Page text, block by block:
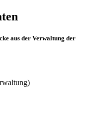
aus der Verwaltung der